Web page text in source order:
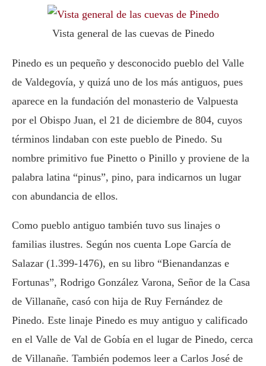
Vista general de las cuevas de Pinedo
Pinedo es un pequeño y desconocido pueblo del Valle
de Valdegovía, y quizá uno de los más antiguos, pues
aparece en la fundación del monasterio de Valpuesta
por el Obispo Juan, el 21 de diciembre de 804, cuyos
términos lindaban con este pueblo de Pinedo. Su
nombre primitivo fue Pinetto o Pinillo y proviene de la
palabra latina “pinus”, pino, para indicarnos un lugar
con abundancia de ellos.
Como pueblo antiguo también tuvo sus linajes o
familias ilustres. Según nos cuenta Lope García de
Salazar (1.399-1476), en su libro “Bienandanzas e
Fortunas”, Rodrigo González Varona, Señor de la Casa
de Villanañe, casó con hija de Ruy Fernández de
Pinedo. Este linaje Pinedo es muy antiguo y calificado
en el Valle de Val de Gobía en el lugar de Pinedo, cerca
de Villanañe. También podemos leer a Carlos José de